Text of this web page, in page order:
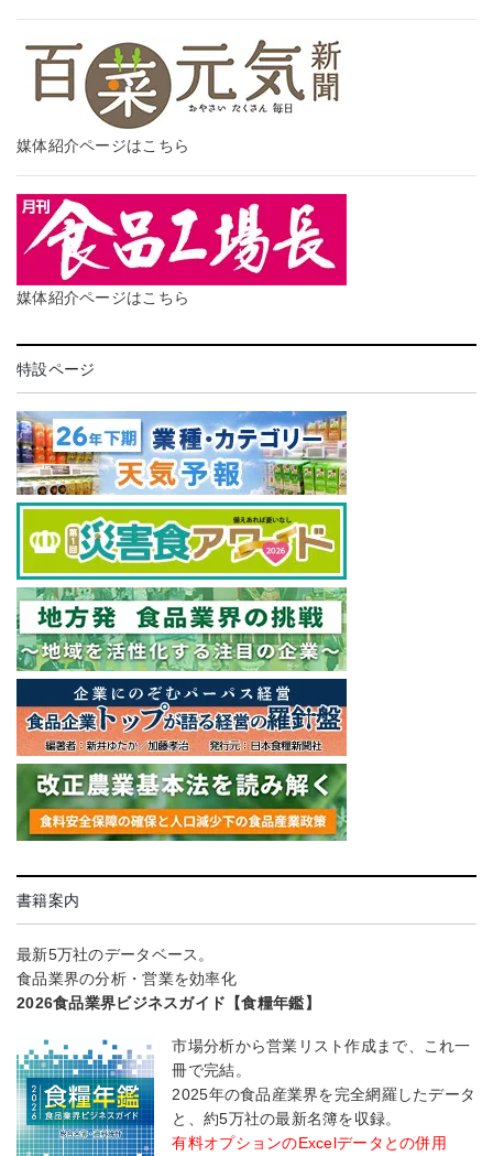
媒体紹介ページはこちら
媒体紹介ページはこちら
特設ページ
書籍案内
最新5万社のデータベース。
食品業界の分析・営業を効率化
2026食品業界ビジネスガイド【食糧年鑑】
市場分析から営業リスト作成まで、これ一
冊で完結。
2025年の食品産業界を完全網羅したデータ
と、約5万社の最新名簿を収録。
有料オプションのExcelデータとの併用